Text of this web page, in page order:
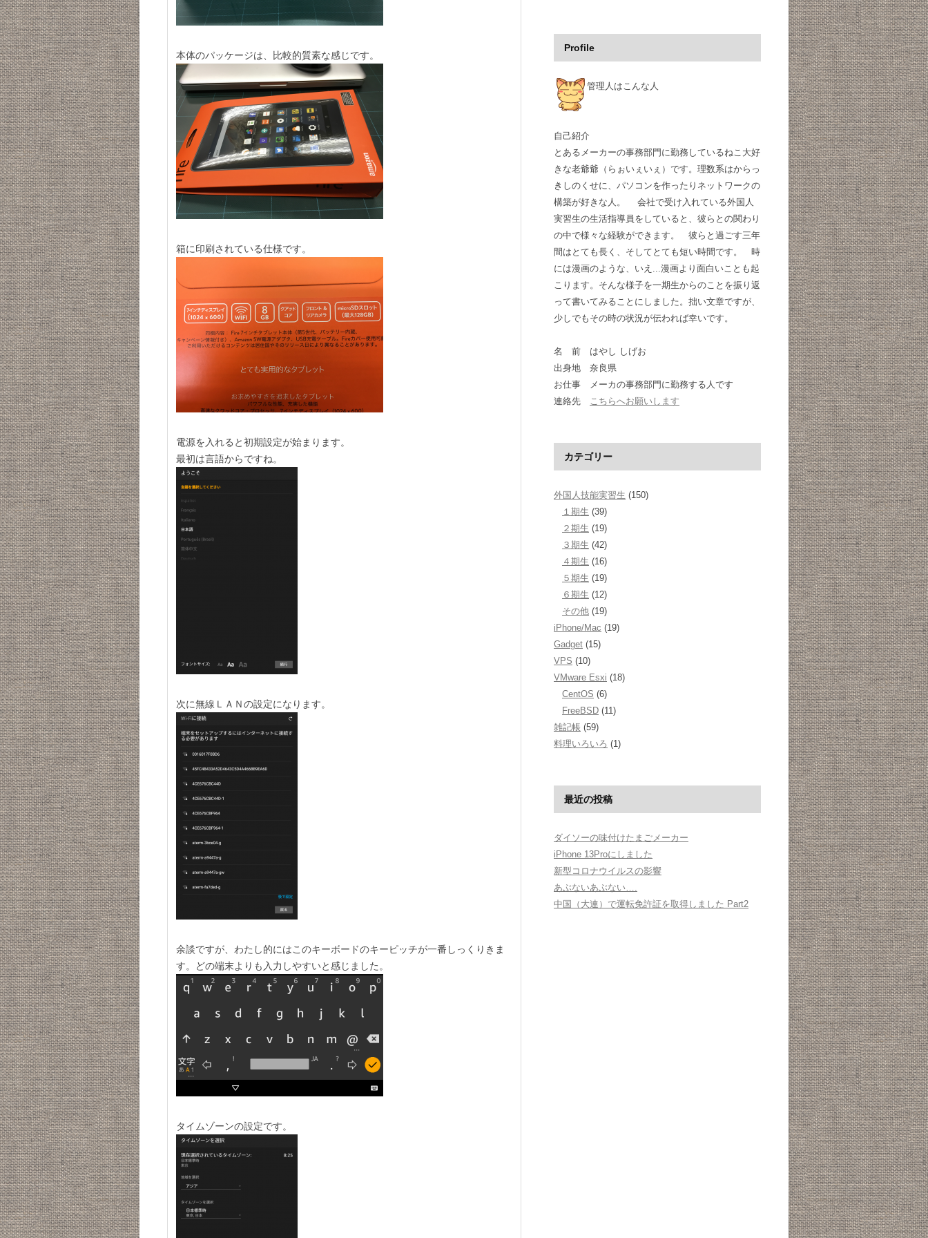
本体のパッケージは、比較的質素な感じです。
箱に印刷されている仕様です。
電源を入れると初期設定が始まります。
最初は言語からですね。
次に無線ＬＡＮの設定になります。
余談ですが、わたし的にはこのキーボードのキーピッチが一番しっくりきま
す。どの端末よりも入力しやすいと感じました。
タイムゾーンの設定です。
Profile
管理人はこんな人
自己紹介
とあるメーカーの事務部門に勤務しているねこ大好
きな老爺爺（らぉいぇいぇ）です。理数系はからっ
きしのくせに、パソコンを作ったりネットワークの
構築が好きな人。 会社で受け入れている外国人
実習生の生活指導員をしていると、彼らとの関わり
の中で様々な経験ができます。 彼らと過ごす三年
間はとても長く、そしてとても短い時間です。 時
には漫画のような、いえ...漫画より面白いことも起
こります。そんな様子を一期生からのことを振り返
って書いてみることにしました。拙い文章ですが、
少しでもその時の状況が伝われば幸いです。
名 前 はやし しげお
出身地 奈良県
お仕事 メーカの事務部門に勤務する人です
連絡先 こちらへお願いします
カテゴリー
外国人技能実習生 (150)
１期生 (39)
２期生 (19)
３期生 (42)
４期生 (16)
５期生 (19)
６期生 (12)
その他 (19)
iPhone/Mac (19)
Gadget (15)
VPS (10)
VMware Esxi (18)
CentOS (6)
FreeBSD (11)
雑記帳 (59)
料理いろいろ (1)
最近の投稿
ダイソーの味付けたまごメーカー
iPhone 13Proにしました
新型コロナウイルスの影響
あぶないあぶない….
中国（大連）で運転免許証を取得しました Part2